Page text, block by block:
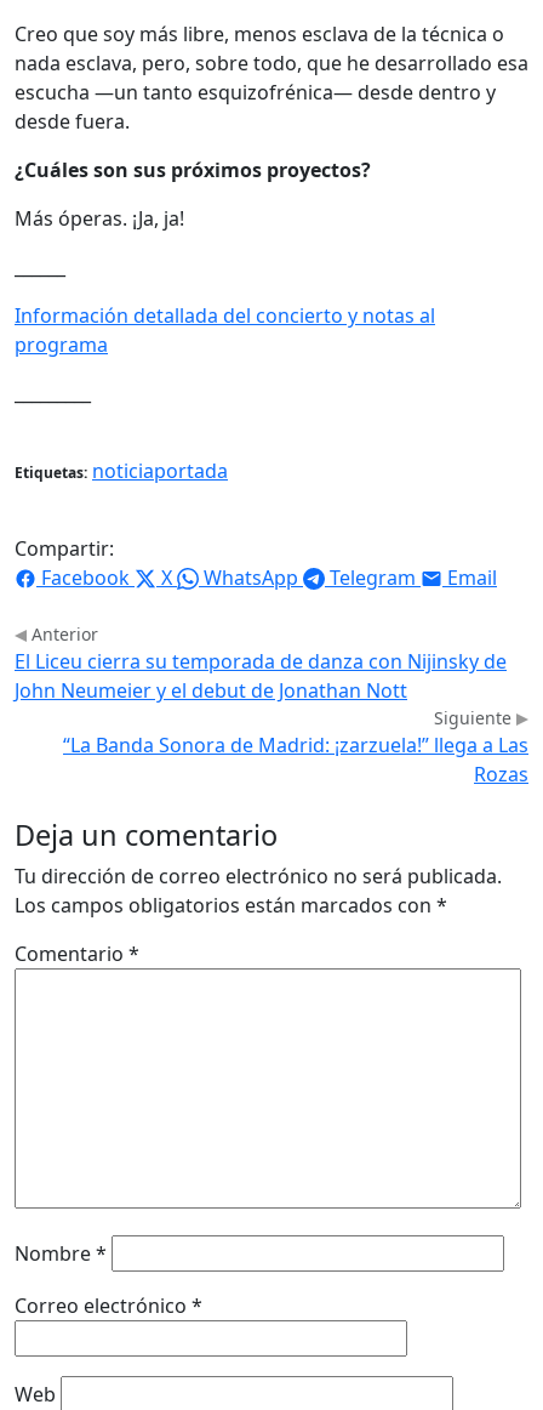
Creo que soy más libre, menos esclava de la técnica o
nada esclava, pero, sobre todo, que he desarrollado esa
escucha —un tanto esquizofrénica— desde dentro y
desde fuera.
¿Cuáles son sus próximos proyectos?
Más óperas. ¡Ja, ja!
Información detallada del concierto y notas al
programa
Etiquetas: noticiaportada
Compartir:
Facebook
X WhatsApp Telegram Email
Anterior
El Liceu cierra su temporada de danza con Nijinsky de
John Neumeier y el debut de Jonathan Nott
Siguiente
“La Banda Sonora de Madrid: ¡zarzuela!” llega a Las
Rozas
Deja un comentario
Tu dirección de correo electrónico no será publicada.
Los campos obligatorios están marcados con *
Comentario *
Nombre*
Correo electrónico *
Web